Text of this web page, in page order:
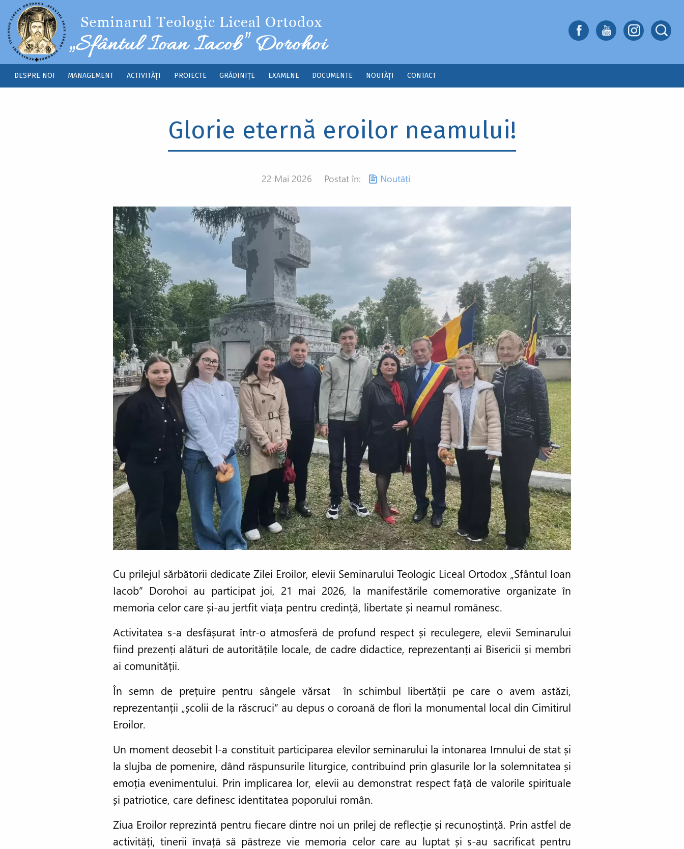
Sari la conținutul principal
Main
DESPRE NOI MANAGEMENT ACTIVITĂȚI PROIECTE GRĂDINIȚE EXAMENE DOCUMENTE NOUTĂȚI CONTACT
Glorie eternă eroilor neamului!
22 Mai 2026 Postat în: Noutăți
Cu prilejul sărbătorii dedicate Zilei Eroilor, elevii Seminarului Teologic Liceal Ortodox „Sfântul Ioan
Iacob” Dorohoi au participat joi, 21 mai 2026, la manifestările comemorative organizate în
memoria celor care și-au jertfit viața pentru credință, libertate și neamul românesc.
Activitatea s-a desfășurat într-o atmosferă de profund respect și reculegere, elevii Seminarului
fiind prezenți alături de autoritățile locale, de cadre didactice, reprezentanți ai Bisericii și membri
ai comunității.
În semn de prețuire pentru sângele vărsat în schimbul libertății pe care o avem astăzi,
reprezentanții „școlii de la răscruci” au depus o coroană de flori la monumental local din Cimitirul
Eroilor.
Un moment deosebit l-a constituit participarea elevilor seminarului la intonarea Imnului de stat și
la slujba de pomenire, dând răspunsurile liturgice, contribuind prin glasurile lor la solemnitatea și
emoția evenimentului. Prin implicarea lor, elevii au demonstrat respect față de valorile spirituale
și patriotice, care definesc identitatea poporului român.
Ziua Eroilor reprezintă pentru fiecare dintre noi un prilej de reflecție și recunoștință. Prin astfel de
activități, tinerii învață să păstreze vie memoria celor care au luptat și s-au sacrificat pentru